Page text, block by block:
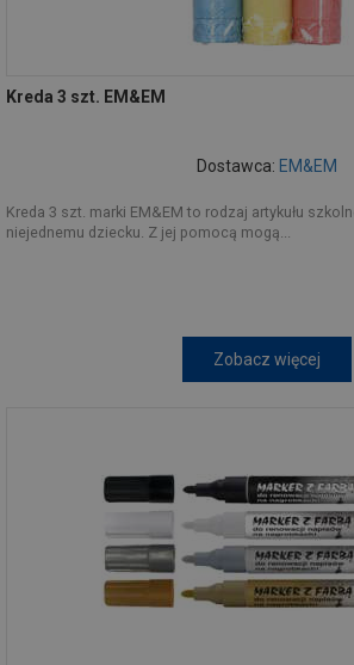
Kreda 3 szt. EM&EM
Dostawca: EM&EM
Kreda 3 szt. marki EM&EM to rodzaj artykułu
niejednemu dziecku. Z jej pomocą mogą...
Zobacz więcej